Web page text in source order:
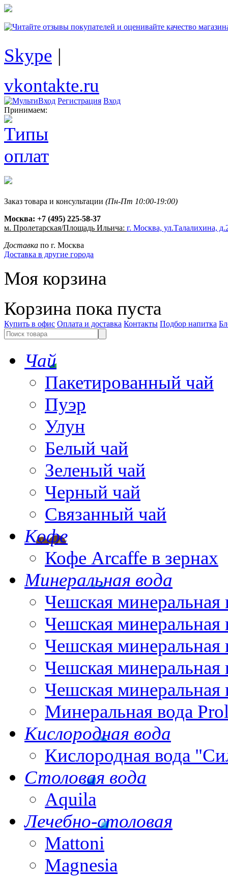
Skype |
vkontakte.ru
Регистрация Вход
Принимаем:
Заказ товара и консультации (Пн-Пт 10:00-19:00)
Москва: +7 (495) 225-58-37
м. Пролетарская/Площадь Ильича: г. Москва, ул.Талалихина,
Доставка по г. Москва
Доставка в другие города
Моя корзина
Корзина пока пуста
Купить в офис Оплата и доставка Контакты Подбор напитка
Чай
Пакетированный чай
Пуэр
Улун
Белый чай
Зеленый чай
Черный чай
Связанный чай
Кофе
Кофе Arcaffe в зернах
Минеральная вода
Чешская минеральная
Чешская минеральная
Чешская минеральная
Чешская минеральная
Чешская минеральная
Минеральная вода
Кислородная вода
Кислородная вода
Столовая вода
Aquila
Лечебно-столовая
Mattoni
Magnesia